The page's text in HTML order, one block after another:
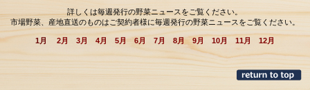
詳しくは毎週発行の野菜ニュースをご覧ください。
市場野菜、産地直送のものはご契約者様に毎週発行の野菜ニュースをご覧ください。
1月 2月 3月 4月 5月 6月 7月 8月 9月 10月 11月 12月